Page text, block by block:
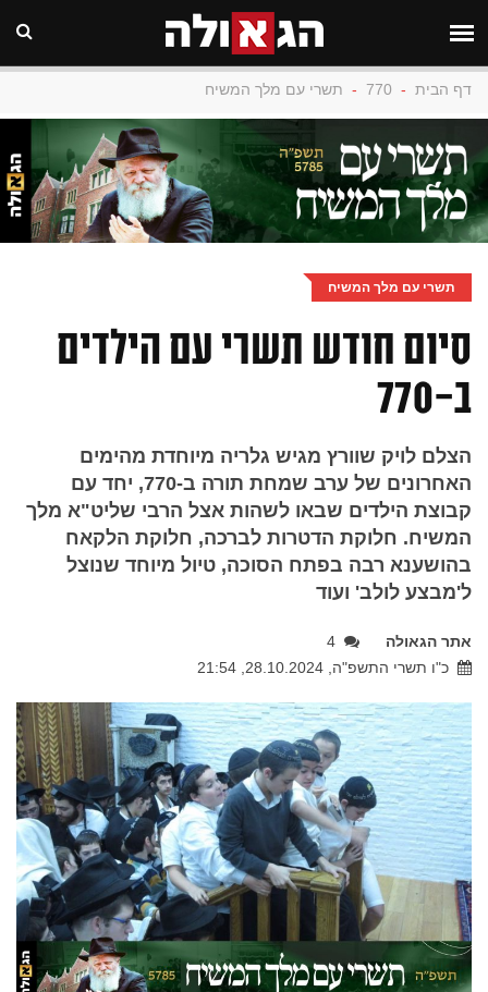
דף הבית -
770
- תשרי עם מלך המשיח
תשרי עם מלך המשיח
סיום חודש תשרי עם הילדים
ב-770
הצלם לויק שוורץ מגיש גלריה מיוחדת מהימים
האחרונים של ערב שמחת תורה ב-770, יחד עם
קבוצת הילדים שבאו לשהות אצל הרבי שליט"א מלך
המשיח. חלוקת הדטרות לברכה, חלוקת הלקאח
בהושענא רבה בפתח הסוכה, טיול מיוחד שנוצל
ל'מבצע לולב' ועוד
אתר הגאולה
4
כ"ו תשרי התשפ"ה, 28.10.2024, 21:54